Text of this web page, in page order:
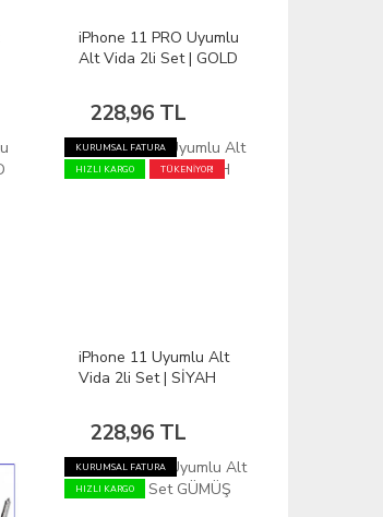
iPhone 11 PRO Uyumlu
Alt Vida 2li Set | GOLD
228,96 TL
KURUMSAL FATURA
HIZLI KARGO
TÜKENİYOR!
iPhone 11 Uyumlu Alt
Vida 2li Set | SİYAH
228,96 TL
KURUMSAL FATURA
HIZLI KARGO